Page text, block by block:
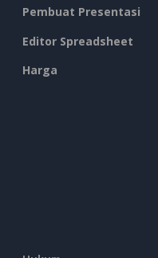
Pembuat Presentasi
Editor Spreadsheet
Harga